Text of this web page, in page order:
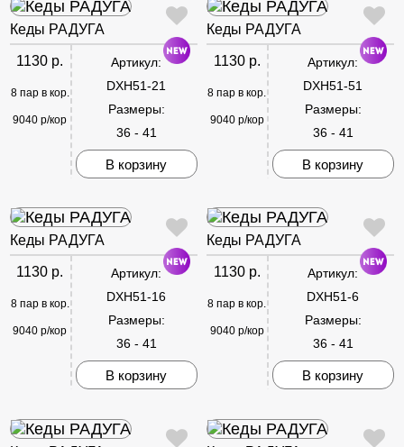
Кеды РАДУГА
1130 р.
8 пар в кор.
9040 р/кор
Артикул:
DXH51-21
Размеры:
36 - 41
В корзину
Кеды РАДУГА
1130 р.
8 пар в кор.
9040 р/кор
Артикул:
DXH51-51
Размеры:
36 - 41
В корзину
Кеды РАДУГА
1130 р.
8 пар в кор.
9040 р/кор
Артикул:
DXH51-16
Размеры:
36 - 41
В корзину
Кеды РАДУГА
1130 р.
8 пар в кор.
9040 р/кор
Артикул:
DXH51-6
Размеры:
36 - 41
В корзину